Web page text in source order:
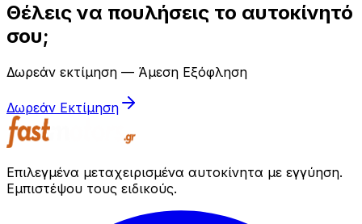
Θέλεις να πουλήσεις το αυτοκίνητό
σου;
Δωρεάν εκτίμηση — Άμεση Εξόφληση
Δωρεάν Εκτίμηση
Επιλεγμένα μεταχειρισμένα αυτοκίνητα με εγγύηση.
Εμπιστέψου τους ειδικούς.